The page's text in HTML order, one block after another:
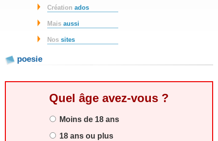
Créationados
Maisaussi
Nossites
poesie
Quel âge avez-vous ?
Moins de 18 ans
18 ans ou plus